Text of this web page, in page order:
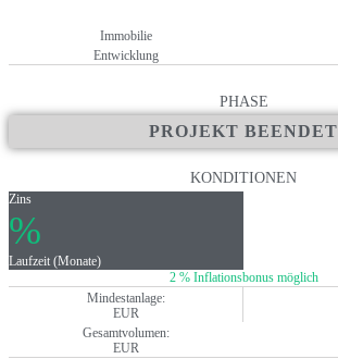
Immobilie
Entwicklung
PHASE
PROJEKT BEENDET
KONDITIONEN
Zins
%
Laufzeit (Monate)
2 % Inflationsbonus möglich
Mindestanlage:
EUR
Gesamtvolumen:
EUR